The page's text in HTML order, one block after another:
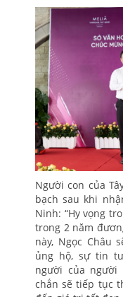
Người con của
bạch sau khi
Ninh: “Hy vọng
trong 2 năm
này, Ngọc Châu
ủng hộ, sự tin
người của người
chắn sẽ tiếp tục